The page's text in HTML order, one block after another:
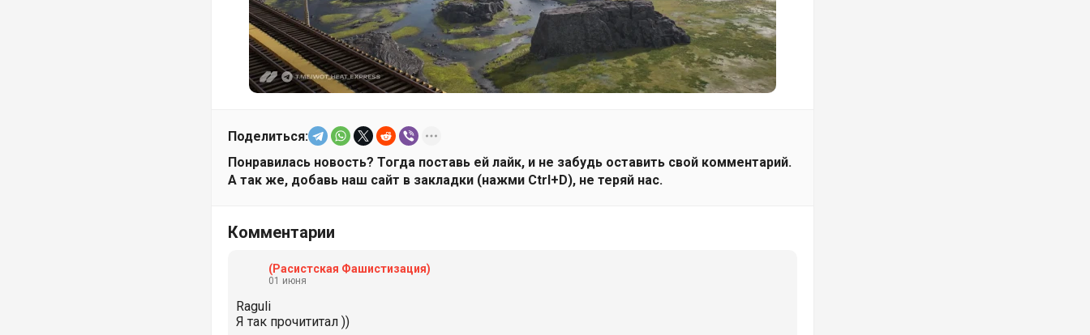
Поделиться:
Понравилась новость? Тогда поставь ей лайк, и не забудь оставить свой комментарий.
А так же, добавь наш сайт в закладки (нажми Ctrl+D), не теряй нас.
Комментарии
(Расистская Фашистизация)
01 июня
Raguli
Я так прочититал ))